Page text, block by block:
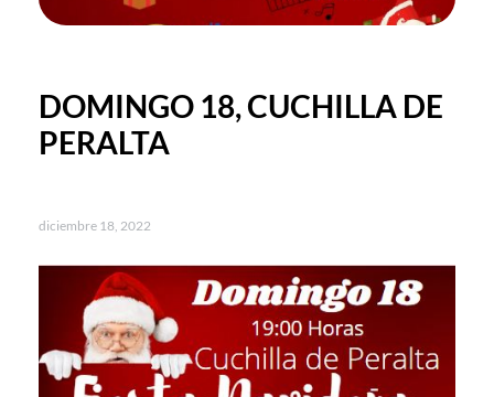
DOMINGO 18, CUCHILLA DE
PERALTA
diciembre 18, 2022